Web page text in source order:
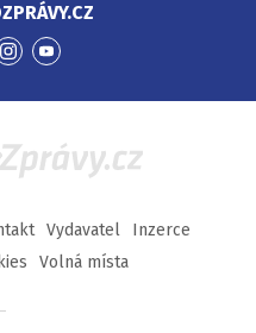
Přejít
Instagram
Přejít
YouTube
Vydavatel
Inzerce
Volná místa